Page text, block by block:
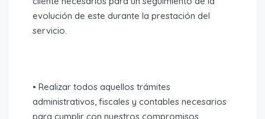
evolución de este durante la prestación del
servicio.
• Realizar todos aquellos trámites
administrativos, fiscales y contables necesarios
para cumplir con nuestros compromisos